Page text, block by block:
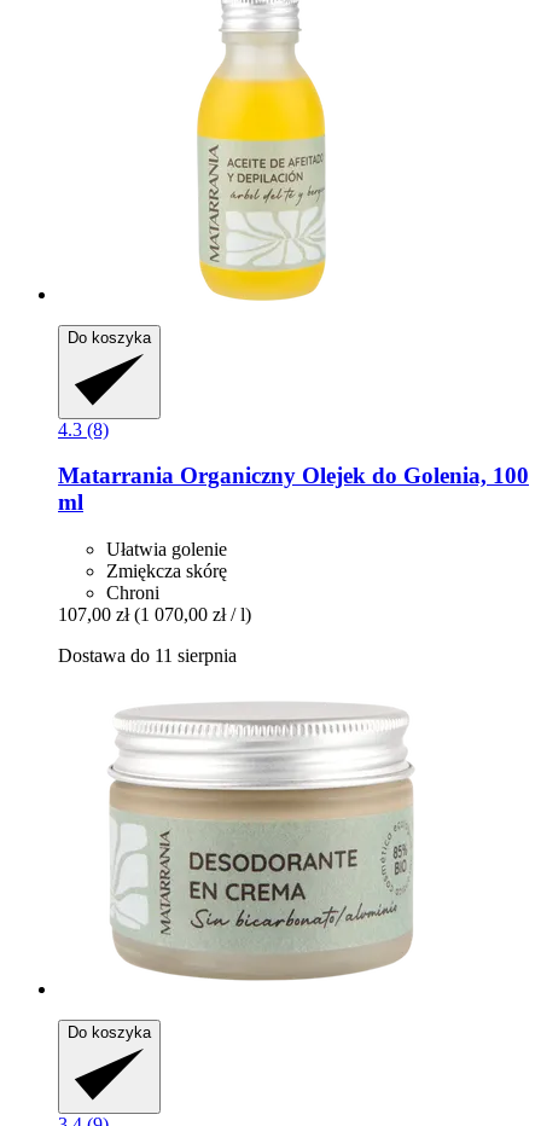
Do koszyka
4.3 (8)
Matarrania Organiczny Olejek do Golenia, 100
ml
Ułatwia golenie
Zmiękcza skórę
Chroni
107,00 zł (1 070,00 zł / l)
Dostawa do 11 sierpnia
Do koszyka